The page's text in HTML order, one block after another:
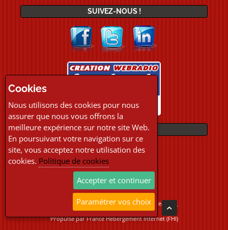
SUIVEZ-NOUS !
PAIEMENTS
Copyright © 2026 Location Webradio Streaming
Tous droits réservés
Propulsé parFrance Hebergement Internet (FHI)
Cookies
Nous utilisons des cookies pour nous
assurer que nous vous offrons la
meilleure expérience sur notre site Web.
En poursuivant votre navigation sur ce
site, vous acceptez notre utilisation des
cookies. Politique de cookies
Accepter et continuer
Paramétrer vos choix